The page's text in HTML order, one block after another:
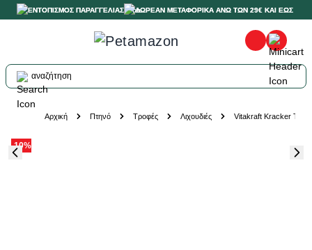
ΕΝΤΟΠΙΣΜΟΣ ΠΑΡΑΓΓΕΛΙΑΣ ΔΩΡΕΑΝ ΜΕΤΑΦΟΡΙΚΑ ΑΝΩ ΤΩΝ 29€ ΚΑΙ ΕΩΣ
Skip to Content
αναζήτηση
Αρχική Πτηνό Τροφές Λιχουδιές Vitakraft Kracker Trio
-10%